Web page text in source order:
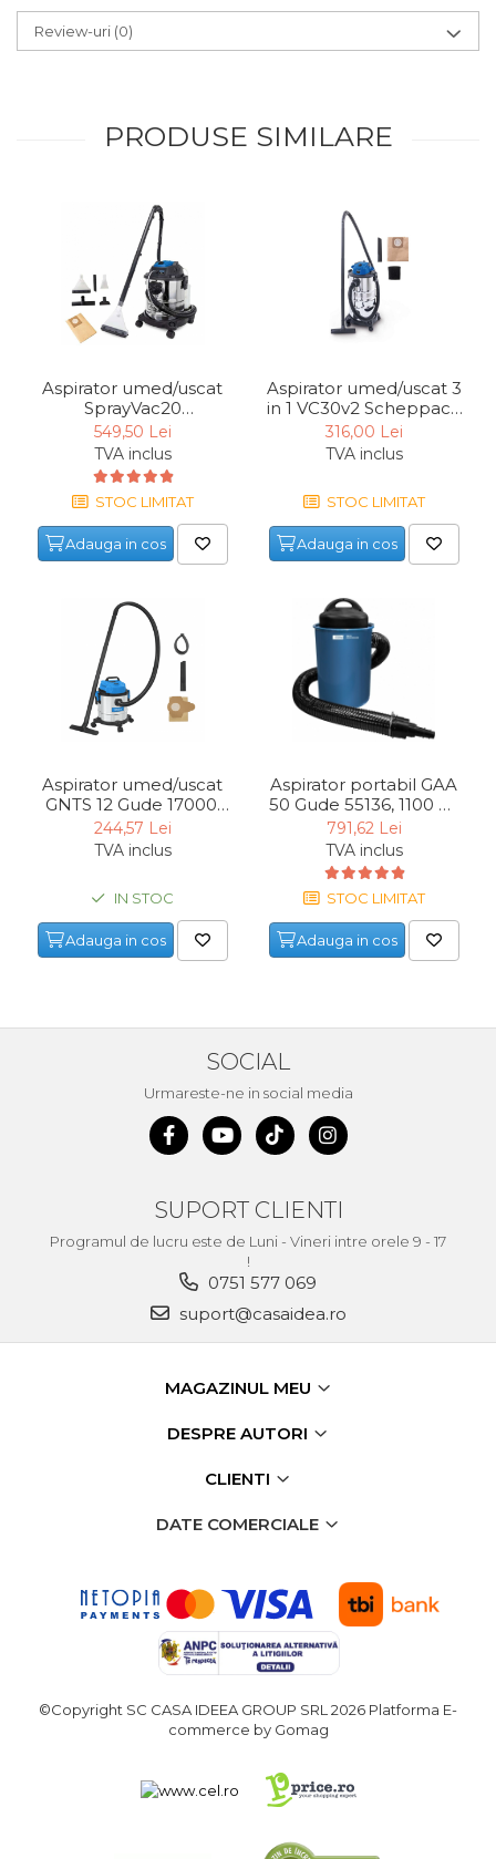
Review-uri (0)
PRODUSE SIMILARE
Aspirator umed/uscat
SprayVac20
Scheppach
5905701901, 1600 W, 20
l
549,50 Lei
TVA inclus
STOC LIMITAT
Adauga in cos
Aspirator umed/uscat
GNTS 12 Gude 17000,
1200 W, 12 L
244,57 Lei
TVA inclus
IN STOC
Adauga in cos
Aspirator umed/uscat 3
in 1 VC30v2 Scheppach
5907747901, 1200 W, 30
L
316,00 Lei
TVA inclus
STOC LIMITAT
Adauga in cos
Aspirator portabil GAA
50 Gude 55136, 1100 W,
50 L
791,62 Lei
TVA inclus
STOC LIMITAT
Adauga in cos
SOCIAL
Urmareste-ne in social media
SUPORT CLIENTI
Programul de lucru este de Luni - Vineri intre orele 9 - 17
!
0751 577 069
suport@casaidea.ro
MAGAZINUL MEU
DESPRE AUTORI
CLIENTI
DATE COMERCIALE
©Copyright SC CASA IDEEA GROUP SRL 2026 Platforma E-
commerce by Gomag